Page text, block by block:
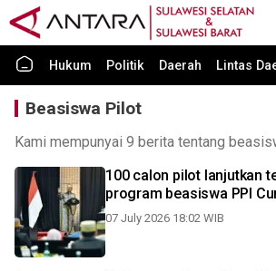
Hukum Politik Daerah Lintas
Beasiswa Pilot
Kami mempunyai 9 berita tentang
100 calon pilot lanjutkan
program beasiswa PPI
07 July 2026 18:02 WIB